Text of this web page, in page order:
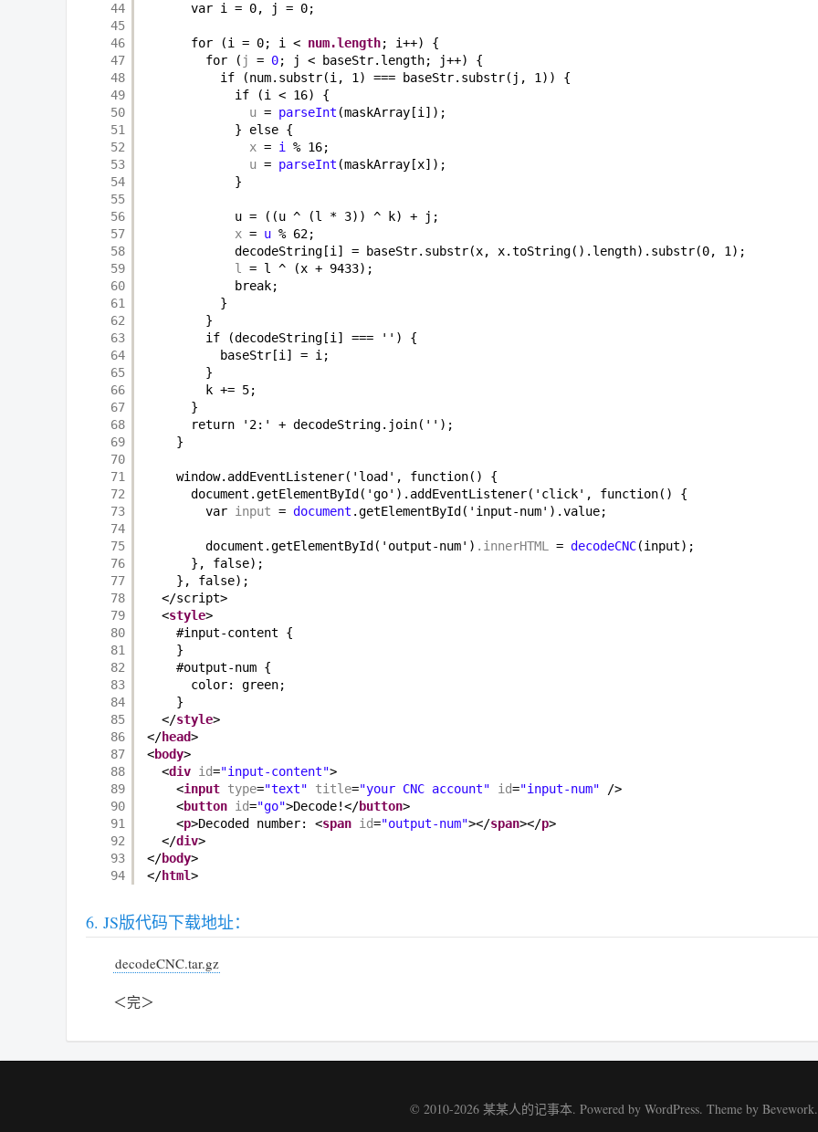
44
45
46
47
48
49
50
51
52
53
54
55
56
57
58
59
60
61
62
63
64
65
66
67
68
69
70
71
72
73
74
75
76
77
78
79
80
81
82
83
84
85
86
87
88
89
90
91
92
93
94
var i = 0, j = 0;
for (i = 0; i < num.length; i++) {
for ( j = 0; j < baseStr.length; j++) {
if (num.substr(i, 1) === baseStr.substr(j, 1)) {
if (i < 16) {
u = parseInt (maskArray[i]);
} else {
x = i
% 16;
u = parseInt (maskArray[x]);
}
u = ((u ^ (l * 3)) ^ k) + j;
x = u % 62;
decodeString[i] = baseStr.substr(x, x.toString().length).substr(0, 1);
l
= l ^ (x + 9433);
break;
}
}
if (decodeString[i] === '') {
baseStr[i] = i;
}
k += 5;
}
return '2:' + decodeString.join('');
}
window.addEventListener('load', function() {
document.getElementById('go').addEventListener('click', function() {
var input = document .getElementById('input-num').value;
document.getElementById('output-num') .innerHTML = decodeCNC(input);
}, false);
}, false);
</script>
<style>
#input-content {
}
#output-num {
color: green;
}
</style>
</head>
<body>
<div id="input-content">
<input type="text" title="your CNC account" id="input-num"
/>
<button id="go">Decode!</button>
<p>Decoded number: <span id="output-num"></span></p>
</div>
</body>
</html>
JS版代码下载地址：
decodeCNC.tar.gz
＜完＞
© 2010-2026 某某人的记事本. Powered by WordPress. Theme by Bevework.